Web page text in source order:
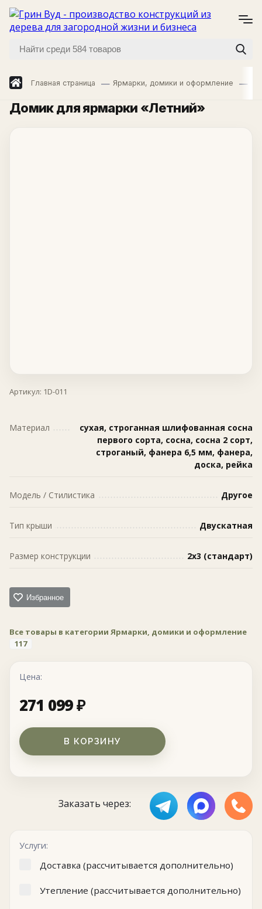
Главная страница Ярмарки, домики и оформление
Домик для ярмарки «Летний»
Артикул: 1D-011
Материал
сухая, строганная шлифованная сосна
первого сорта, сосна, сосна 2 сорт,
строганый, фанера 6,5 мм, фанера,
доска, рейка
Модель / Стилистика Другое
Тип крыши Двускатная
Размер конструкции 2х3 (стандарт)
Избранное
Все товары в категории Ярмарки, домики и оформление
117
Цена:
271 099₽
В КОРЗИНУ
Заказать через:
Услуги:
Доставка (рассчитывается дополнительно)
Утепление (рассчитывается дополнительно)